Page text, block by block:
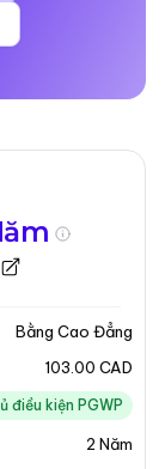
Kỳ nhập học
trình
Bằng Cao Đẳng
103.00 CAD
điều kiện PGWP
2 Năm